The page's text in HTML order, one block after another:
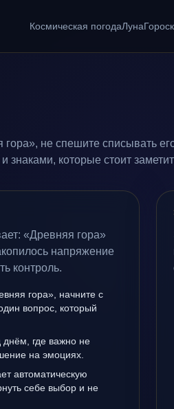
Космическая погодаЛуна
не спешите списывать
которые стоит
«Древняя гора»
напряжение
контроль.
гора», начните с
вопрос, который
днём, где важно не
на эмоциях.
автоматическую
себе выбор и не